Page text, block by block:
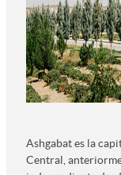
Ashgabat es la
Central,